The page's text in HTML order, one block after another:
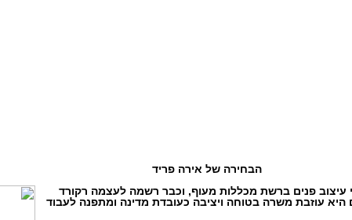
הבחירה של אירה פריד
עיצוב פנים ברשת מכללות מעוף, וכבר רשמה לעצמה רקורד
עוזבת משרה בטוחה ויציבה כעובדת מדינה ומתפנה לעבוד